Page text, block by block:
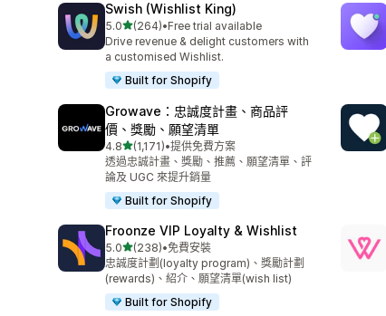
Swish (Wishlist King)
5.0滿分 5 顆星
(264)
共有 264 則評價
•Free trial available
Drive revenue & delight customers with
a customised Wishlist.
Built for Shopify
Growave：忠誠度計畫、商品評
價、獎勵、願望清單
4.8滿分 5 顆星
(1,171)
共有 1171 則評價
•提供免費方案
透過忠誠計畫、獎勵、推薦、願望清單、評
論及 UGC 來提升銷量
Built for Shopify
Froonze VIP Loyalty & Wishlist
5.0滿分 5 顆星
(238)
共有 238 則評價
•免費安裝
忠誠度計劃(loyalty program)、獎勵計劃
(rewards)、紹介、願望清單(wish list)
Built for Shopify